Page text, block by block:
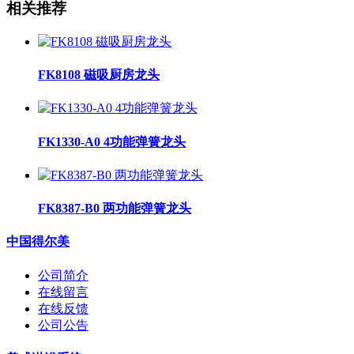
相关推荐
FK8108 磁吸厨房龙头
FK1330-A0 4功能弹簧龙头
FK8387-B0 两功能弹簧龙头
中国得尔美
公司简介
在线留言
在线反馈
公司公告